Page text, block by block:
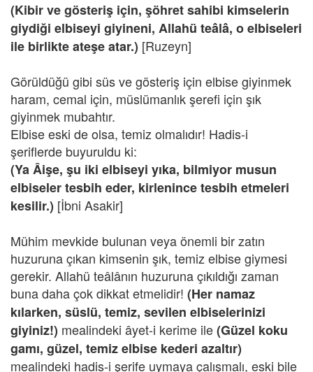
(Kibir ve gösteriş için, şöhret sahibi kimselerin
giydiği elbiseyi giyineni, Allahü teâlâ, o elbiseleri
ile birlikte ateşe atar.) [Ruzeyn]
Görüldüğü gibi süs ve gösteriş için elbise giyinmek
haram, cemal için, müslümanlık şerefi için şık
giyinmek mubahtır.
Elbise eski de olsa, temiz olmalıdır! Hadis-i
şeriflerde buyuruldu ki:
(Ya Âişe, şu iki elbiseyi yıka, bilmiyor musun
elbiseler tesbih eder, kirlenince tesbih etmeleri
kesilir.) [İbni Asakir]
Mühim mevkide bulunan veya önemli bir zatın
huzuruna çıkan kimsenin şık, temiz elbise giymesi
gerekir. Allahü teâlânın huzuruna çıkıldığı zaman
buna daha çok dikkat etmelidir! (Her namaz
kılarken, süslü, temiz, sevilen elbiselerinizi
giyiniz!) mealindeki âyet-i kerime ile(Güzel koku
gamı, güzel, temiz elbise kederi azaltır)
mealindeki hadis-i şerife uymaya çalışmalı, eski bile